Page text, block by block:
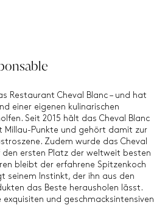
Restaurant Cheval Blanc – und hat
einer eigenen kulinarischen
Seit 2015 hält das Cheval Blanc
Millau-Punkte und gehört damit zur
Zudem wurde das Cheval
den ersten Platz der weltweit besten
bleibt der erfahrene Spitzenkoch
seinem Instinkt, der ihn aus den
das Beste herausholen lässt.
exquisiten und geschmacksintensiven